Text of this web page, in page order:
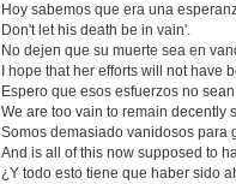
Hoy sabemos que era una
Don't let his death be in vain'.
No dejen que su muerte sea en
I hope that her efforts will not have
Espero que esos esfuerzos no
We are too vain to remain decently
Somos demasiado vanidosos para
And is all of this now supposed to
¿Y todo esto tiene que haber sido